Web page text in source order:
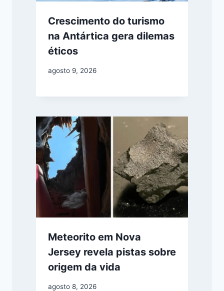
Crescimento do turismo
na Antártica gera dilemas
éticos
agosto 9, 2026
Meteorito em Nova
Jersey revela pistas sobre
origem da vida
agosto 8, 2026